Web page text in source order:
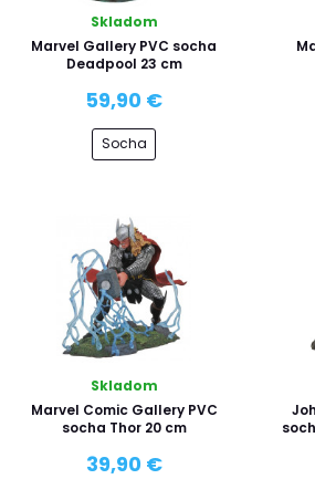
Skladom
Marvel Gallery PVC socha
Deadpool 23 cm
59,90 €
Socha
Skladom
Marvel Comic Gallery PVC
socha Thor 20 cm
39,90 €